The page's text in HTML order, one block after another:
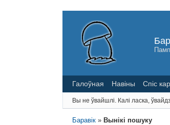
Галоўная Навіны Спіс
Вы не ўвайшлі. Калі ласка,
Баравік » Вынікі пошуку